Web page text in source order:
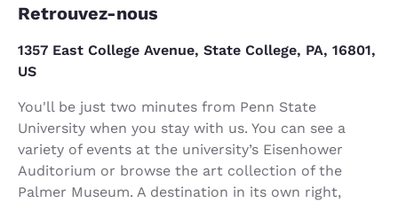
Retrouvez-nous
1357 East College Avenue, State College, PA, 16801,
US
You'll be just two minutes from Penn State
University when you stay with us. You can see a
variety of events at the university’s Eisenhower
Auditorium or browse the art collection of the
Palmer Museum. A destination in its own right,